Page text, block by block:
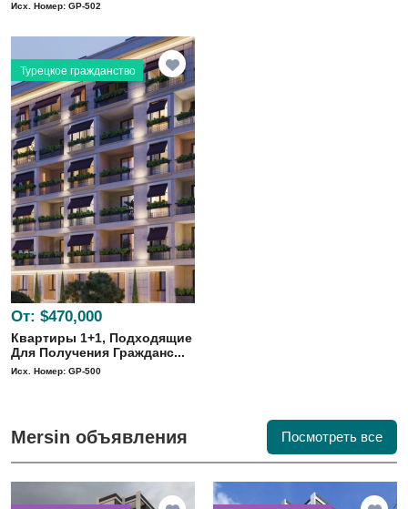
Исх. Номер: GP-502
Турецкое гражданство
От: $470,000
Квартиры 1+1, Подходящие
Для Получения Гражданс...
Исх. Номер: GP-500
Mersin объявления Посмотреть все